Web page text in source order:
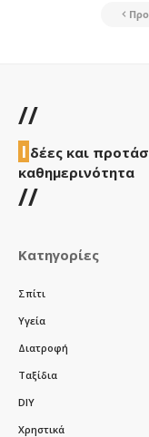
//
Ι δέες και
καθημερινότητα
//
Κατηγορίες
Σπίτι
Υγεία
Διατροφή
Ταξίδια
DIY
Χρηστικά